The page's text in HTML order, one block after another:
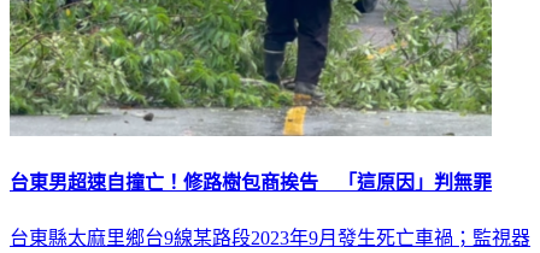
台東男超速自撞亡！修路樹包商挨告 「這原因」判無罪
台東縣太麻里鄉台9線某路段2023年9月發生死亡車禍；監視器